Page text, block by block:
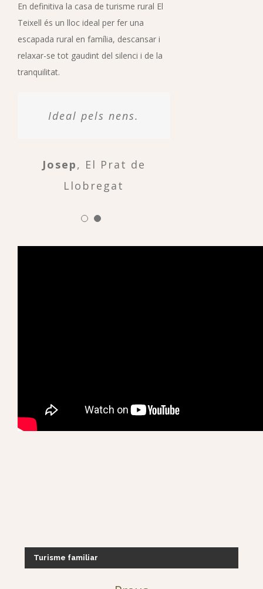
En definitiva la casa de turisme rural El
Teixell és un lloc ideal per fer una
escapada rural en família, descansar i
relaxar-se tot gaudint del silenci i de la
tranquilitat.
Ideal pels nens.
Josep, El Prat de
Llobregat
Turisme familiar